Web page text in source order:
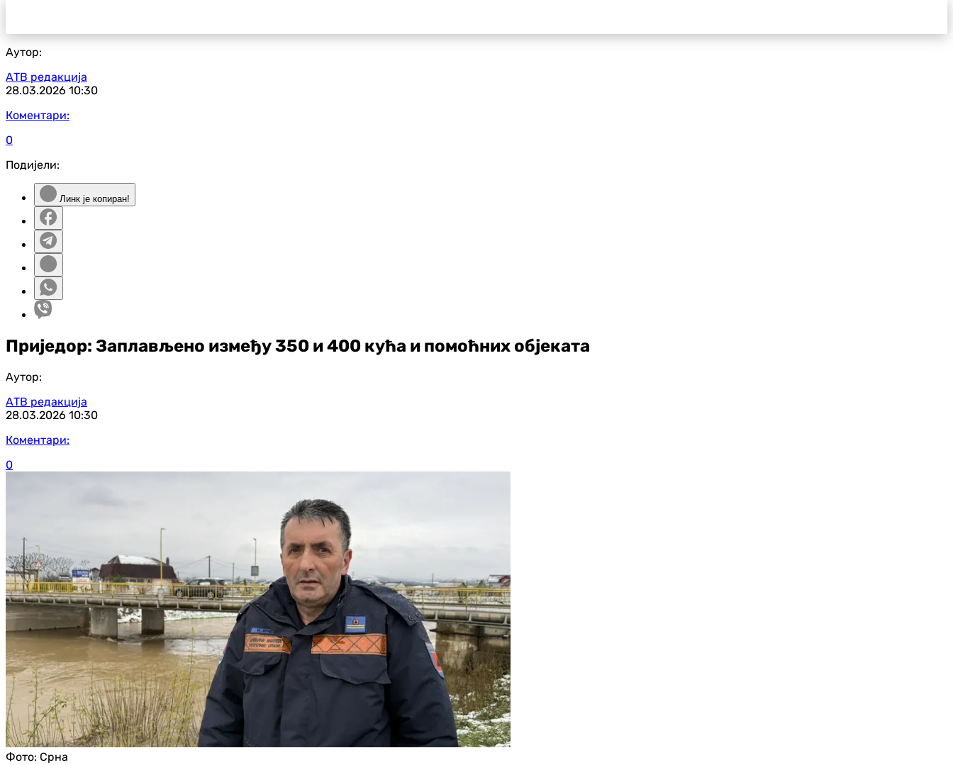
Аутор:
АТВ редакција
28.03.2026 10:30
Коментари:
0
Подијели:
Линк је копиран!
Приједор: Заплављено између 350 и 400 кућа и помоћних објеката
Аутор:
АТВ редакција
28.03.2026 10:30
Коментари:
0
Фото: Срна